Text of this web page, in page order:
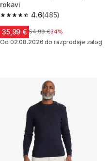
rokavi
4.6
4.6 od 5 zvezdic from 485 ocene
(485)
35,99 € Cena pred znižanjem
54,99 €34%
Od 02.08.2026 do razprodaje zalog